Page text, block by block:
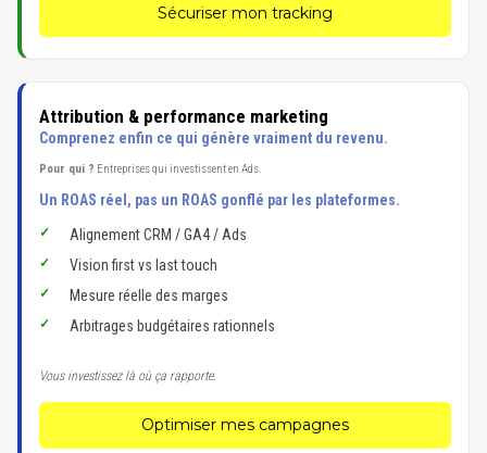
Sécuriser mon tracking
Attribution & performance marketing
Comprenez enfin ce qui génère vraiment du revenu.
Pour qui ? Entreprises qui investissent en Ads.
Un ROAS réel, pas un ROAS gonflé par les plateformes.
Alignement CRM / GA4 / Ads
Vision first vs last touch
Mesure réelle des marges
Arbitrages budgétaires rationnels
Vous investissez là où ça rapporte.
Optimiser mes campagnes